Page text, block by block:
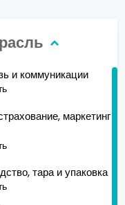
и коммуникации
маркетинг
тара и упаковка